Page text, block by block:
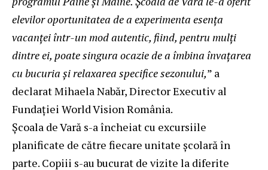
elevilor oportunitatea de a experimenta esența
vacanței într-un mod autentic, fiind, pentru mulți
dintre ei, poate singura ocazie de a îmbina învațarea
cu bucuria și relaxarea specifice sezonului,” a
declarat Mihaela Nabăr, Director Executiv al
Fundației World Vision România.
Școala de Vară s-a încheiat cu excursiile
planificate de către fiecare unitate școlară în
parte. Copiii s-au bucurat de vizite la diferite